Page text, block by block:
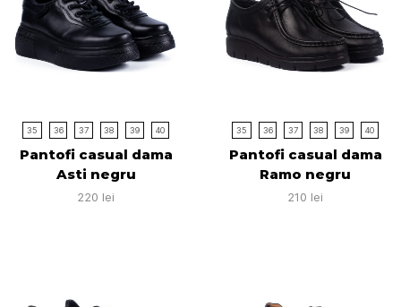
35 36 37 38 39 40
Pantofi casual dama
Asti negru
220 lei
35 36 37 38 39 40
Pantofi casual dama
Ramo negru
210 lei